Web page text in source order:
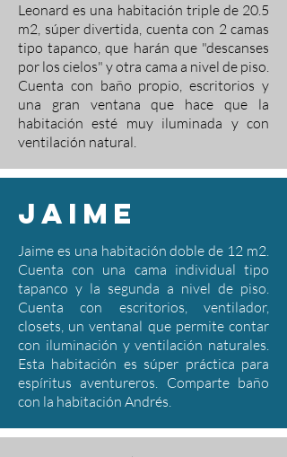
Leonard es una habitación triple de 20.5
m2, súper divertida, cuenta con 2 camas
tipo tapanco, que harán que "descanses
por los cielos" y otra cama a nivel de piso.
Cuenta con baño propio, escritorios y
una gran ventana que hace que la
habitación esté muy iluminada y con
ventilación natural.
Jaime
Jaime es una habitación doble de 12 m2.
Cuenta con una cama individual tipo
tapanco y la segunda a nivel de piso.
Cuenta con escritorios, ventilador,
closets, un ventanal que permite contar
con iluminación y ventilación naturales.
Esta habitación es súper práctica para
espíritus aventureros. Comparte baño
con la habitación Andrés.